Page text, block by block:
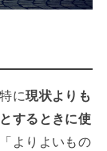
に現状よりも
するときに使
よりよいもの